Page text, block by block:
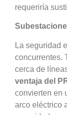
requeriría
La seguridad
concurrentes.
cerca de
ventaja del
convierten en
arco eléctrico